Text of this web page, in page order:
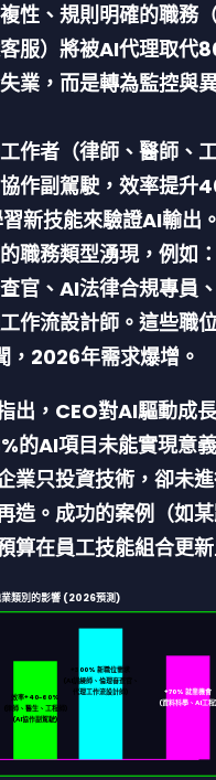
性、規則明確的職務
服）將被AI代理取代
業 ，而是轉為監控與
作者（律師、醫師、
協作副駕駛，效率提升
新技能來驗證AI輸出
職務類型湧現，例如
官、AI法律合規專員
作流設計師。這些職
2026年需求爆增。
出，CEO對AI驅動成
的AI項目未能實現意
業只投資技術，卻未
造。成功的案例（如
算在員工技能組合更
類別的影響 (2026預測)
效率+40-60%
(律師、醫生、工程師)
(AI協作副駕駛)
+300% 新職位需求
(AI訓練師、倫理審查官、
代理工作流設計師)
+70% 就業機會
(資料科學、AI工程